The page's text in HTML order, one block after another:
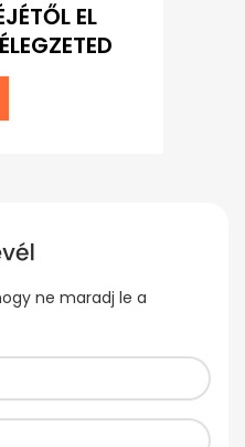
EL
ne maradj le a